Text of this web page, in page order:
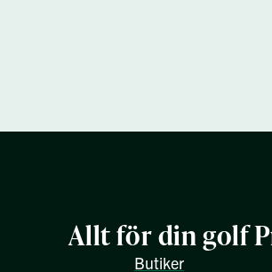
Allt för din golf
Butiker